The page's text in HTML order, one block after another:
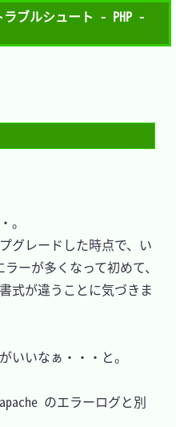
ラブルシュート - PHP -
。
レードした時点で、い
ーが多くなって初めて、
式が違うことに気づきま
いいなぁ・・・と。
のエラーログと別